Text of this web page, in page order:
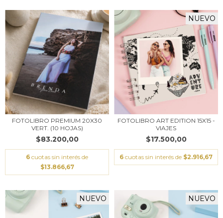
FOTOLIBRO PREMIUM 20X30
VERT. (10 HOJAS)
$83.200,00
6 cuotas sin interés de
$13.866,67
NUEVO
FOTOLIBRO ART EDITION 15X15 -
VIAJES
$17.500,00
6 cuotas sin interés de $2.916,67
NUEVO NUEVO